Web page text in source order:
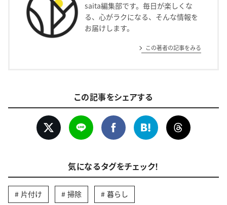
saita編集部です。毎日が楽しくな
る、心がラクになる、そんな情報を
お届けします。
この著者の記事をみる
この記事をシェアする
気になるタグをチェック！
片付け 掃除 暮らし